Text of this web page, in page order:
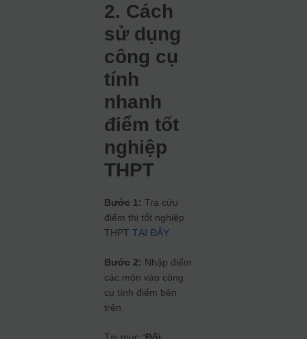
2. Cách
sử dụng
công cụ
tính
nhanh
điểm tốt
nghiệp
THPT
Bước 1: Tra cứu
điểm thi tốt nghiệp
THPTTẠI ĐÂY
Bước 2: Nhập điểm
các môn vào công
cụ tính điểm bên
trên.